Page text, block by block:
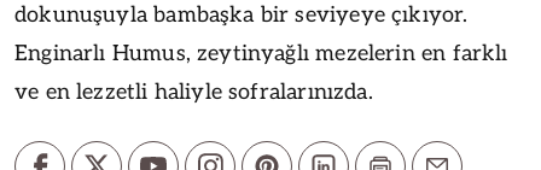
dokunuşuyla bambaşka bir seviyeye çıkıyor.
Enginarlı Humus, zeytinyağlı mezelerin en farklı
ve en lezzetli haliyle sofralarınızda.